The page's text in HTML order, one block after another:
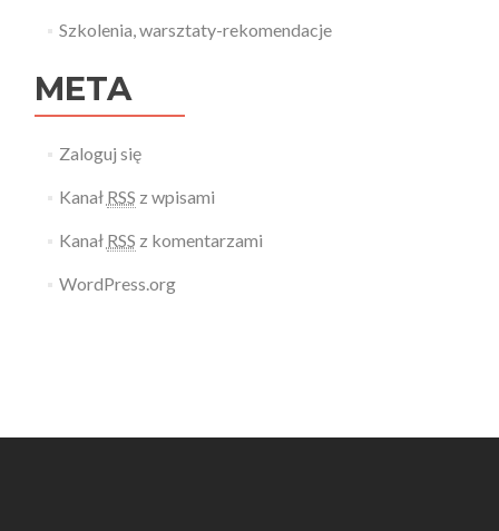
Szkolenia, warsztaty-rekomendacje
META
Zaloguj się
Kanał RSS z wpisami
Kanał RSS z komentarzami
WordPress.org